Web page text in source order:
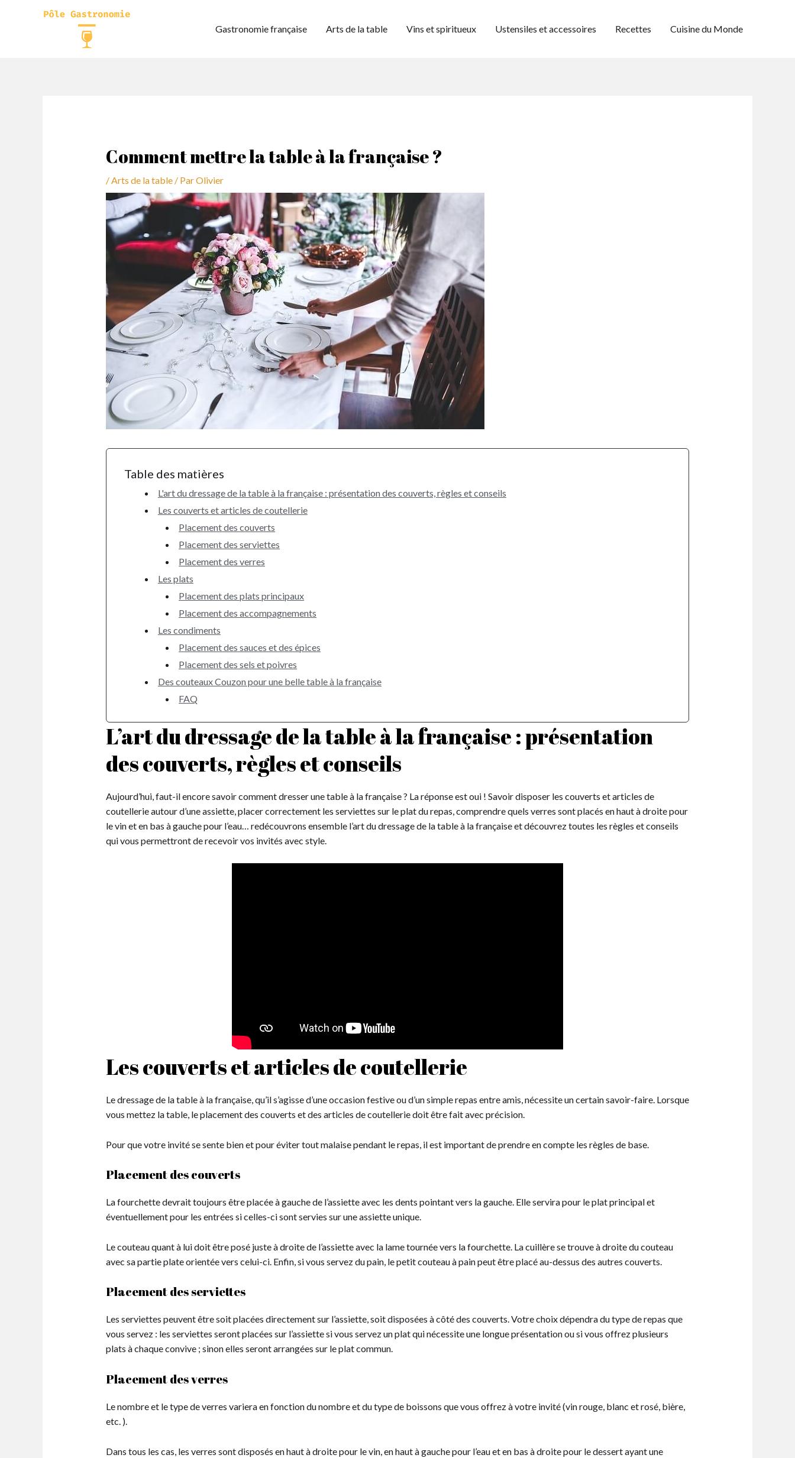
Gastronomie française Arts de la table Vins et spiritueux Ustensiles et accessoires Recettes Cuisine du Monde
Comment mettre la table à la française ?
/Arts de la table/ ParOlivier
Table des matières
L'art du dressage de la table à la française : présentation des couverts, règles et conseils
Les couverts et articles de coutellerie
Placement des couverts
Placement des serviettes
Placement des verres
Les plats
Placement des plats principaux
Placement des accompagnements
Les condiments
Placement des sauces et des épices
Placement des sels et poivres
Des couteaux Couzon pour une belle table à la française
FAQ
L’art du dressage de la table à la française : présentation
des couverts, règles et conseils
Aujourd’hui, faut-il encore savoir comment dresser une table à la française ? La réponse est oui ! Savoir disposer les couverts et articles de
coutellerie autour d’une assiette, placer correctement les serviettes sur le plat du repas, comprendre quels verres sont placés en haut à droite pour
le vin et en bas à gauche pour l’eau… redécouvrons ensemble l’art du dressage de la table à la française et découvrez toutes les règles et conseils
qui vous permettront de recevoir vos invités avec style.
Les couverts et articles de coutellerie
Le dressage de la table à la française, qu’il s’agisse d’une occasion festive ou d’un simple repas entre amis, nécessite un certain savoir-faire. Lorsque
vous mettez la table, le placement des couverts et des articles de coutellerie doit être fait avec précision.
Pour que votre invité se sente bien et pour éviter tout malaise pendant le repas, il est important de prendre en compte les règles de base.
Placement des couverts
La fourchette devrait toujours être placée à gauche de l’assiette avec les dents pointant vers la gauche. Elle servira pour le plat principal et
éventuellement pour les entrées si celles-ci sont servies sur une assiette unique.
Le couteau quant à lui doit être posé juste à droite de l’assiette avec la lame tournée vers la fourchette. La cuillère se trouve à droite du couteau
avec sa partie plate orientée vers celui-ci. Enfin, si vous servez du pain, le petit couteau à pain peut être placé au-dessus des autres couverts.
Placement des serviettes
Les serviettes peuvent être soit placées directement sur l’assiette, soit disposées à côté des couverts. Votre choix dépendra du type de repas que
vous servez : les serviettes seront placées sur l’assiette si vous servez un plat qui nécessite une longue présentation ou si vous offrez plusieurs
plats à chaque convive ; sinon elles seront arrangées sur le plat commun.
Placement des verres
Le nombre et le type de verres variera en fonction du nombre et du type de boissons que vous offrez à votre invité (vin rouge, blanc et rosé, bière,
etc. ).
Dans tous les cas, les verres sont disposés en haut à droite pour le vin, en haut à gauche pour l’eau et en bas à droite pour le dessert ayant une